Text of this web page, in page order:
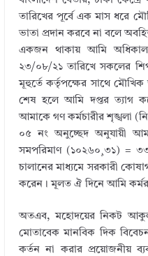
তারিখের পূর্বে এক মাস ধরে
ভাতা প্রদান করবে না বলে
একজন থাকায় আমি
২৩/০৮/২১ তারিখে সকলের
মূহুর্তে কর্তৃপক্ষের সাথে
শেষ হলে আমি দপ্তর ত্যাগ
আমাকে গণ কর্মচারীর শৃঙ্খলা
০৫ নং অনুচ্ছেদ অনুযায়ী
সমপরিমাণ (১০২৬০¸৩১) =
চালানের মাধ্যমে সরকারী
করেন। মূলত ঐ দিনে আমি
অতএব, মহোদয়ের নিকট
মোতাবেক মানবিক দিক
কর্তন না করার প্রয়োজনীয়